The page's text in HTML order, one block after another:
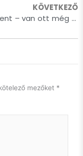
független,
tudatában lévő
hogy legyen egy
Szóval, legyen.
Majd meglátjuk.
Magam is meg
KÖVETKEZŐ
Maleficent – van ott még csöppnyi gonoszság, ahonnan az előző érkezett!
mezőket *